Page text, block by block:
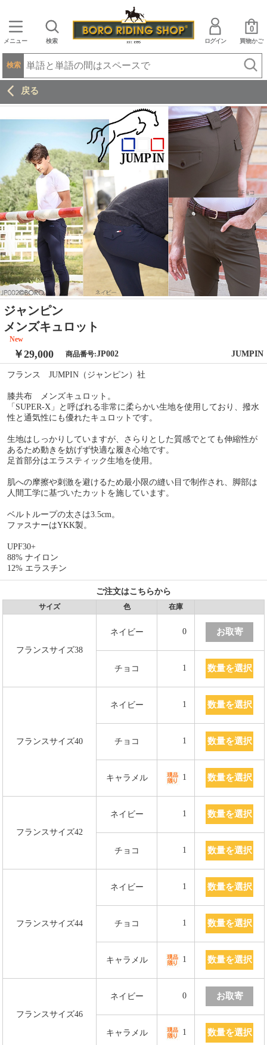
メニュー 検索 ログイン 買物かご
0
検索
戻る
ジャンピン
メンズキュロット
New
￥29,000 商品番号:JP002 JUMPIN
フランス JUMPIN（ジャンピン）社
膝共布 メンズキュロット。
「SUPER-X」と呼ばれる非常に柔らかい生地を使用しており、撥水
性と通気性にも優れたキュロットです。
生地はしっかりしていますが、さらりとした質感でとても伸縮性が
あるため動きを妨げず快適な履き心地です。
足首部分はエラスティック生地を使用。
肌への摩擦や刺激を避けるため最小限の縫い目で制作され、脚部は
人間工学に基づいたカットを施しています。
ベルトループの太さは3.5cm。
ファスナーはYKK製。
UPF30+
88% ナイロン
12% エラスチン
ご注文はこちらから
サイズ 色 在庫
フランスサイズ38
ネイビー 0 お取寄
チョコ 1 数量を選択
フランスサイズ40
ネイビー 1 数量を選択
チョコ 1 数量を選択
キャラメル 1 数量を選択
フランスサイズ42
ネイビー 1 数量を選択
チョコ 1 数量を選択
フランスサイズ44
ネイビー 1 数量を選択
チョコ 1 数量を選択
キャラメル 1 数量を選択
フランスサイズ46
ネイビー 0 お取寄
キャラメル 1 数量を選択